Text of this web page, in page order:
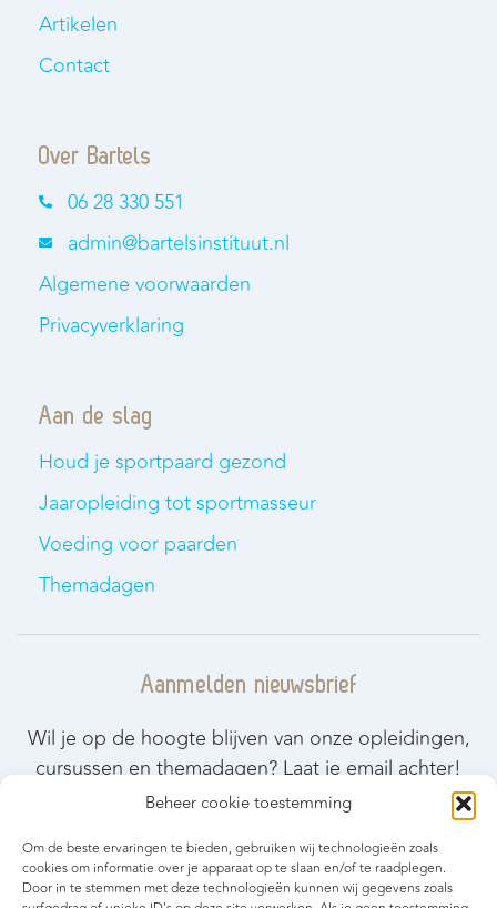
Beheer cookie toestemming
Om de beste ervaringen te bieden, gebruiken wij technologieën zoals
cookies om informatie over je apparaat op te slaan en/of te raadplegen.
Door in te stemmen met deze technologieën kunnen wij gegevens zoals
Artikelen
Contact
Over Bartels
06 28 330 551
admin@bartelsinstituut.nl
Algemene voorwaarden
Privacyverklaring
Aan de slag
Houd je sportpaard gezond
Jaaropleiding tot sportmasseur
Voeding voor paarden
Themadagen
Aanmelden nieuwsbrief
Wil je op de hoogte blijven van onze opleidingen,
cursussen en themadagen? Laat je email achter!